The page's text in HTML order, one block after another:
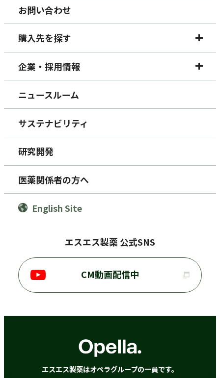
お問い合わせ
購入先を探す
企業・採用情報
ニュースルーム
サステナビリティ
研究開発
医薬関係者の方へ
English Site
エスエス製薬 公式SNS
CM動画配信中
エスエス製薬はオペラグループの一員です。